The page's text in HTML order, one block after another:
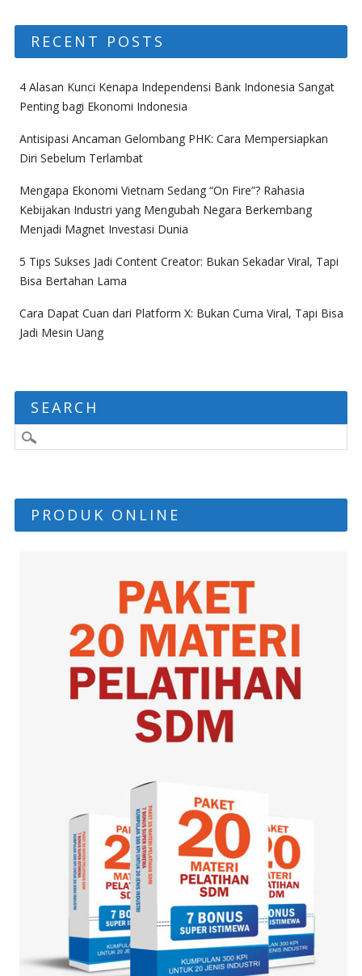
RECENT POSTS
4 Alasan Kunci Kenapa Independensi Bank Indonesia Sangat
Penting bagi Ekonomi Indonesia
Antisipasi Ancaman Gelombang PHK: Cara Mempersiapkan
Diri Sebelum Terlambat
Mengapa Ekonomi Vietnam Sedang “On Fire”? Rahasia
Kebijakan Industri yang Mengubah Negara Berkembang
Menjadi Magnet Investasi Dunia
5 Tips Sukses Jadi Content Creator: Bukan Sekadar Viral, Tapi
Bisa Bertahan Lama
Cara Dapat Cuan dari Platform X: Bukan Cuma Viral, Tapi Bisa
Jadi Mesin Uang
SEARCH
PRODUK ONLINE